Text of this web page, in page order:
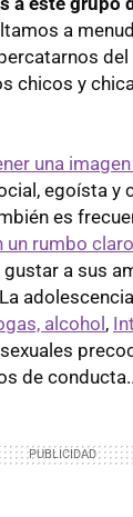
a
chicos y
una
egoísta y
es
un rumbo
a sus
alcohol,
de